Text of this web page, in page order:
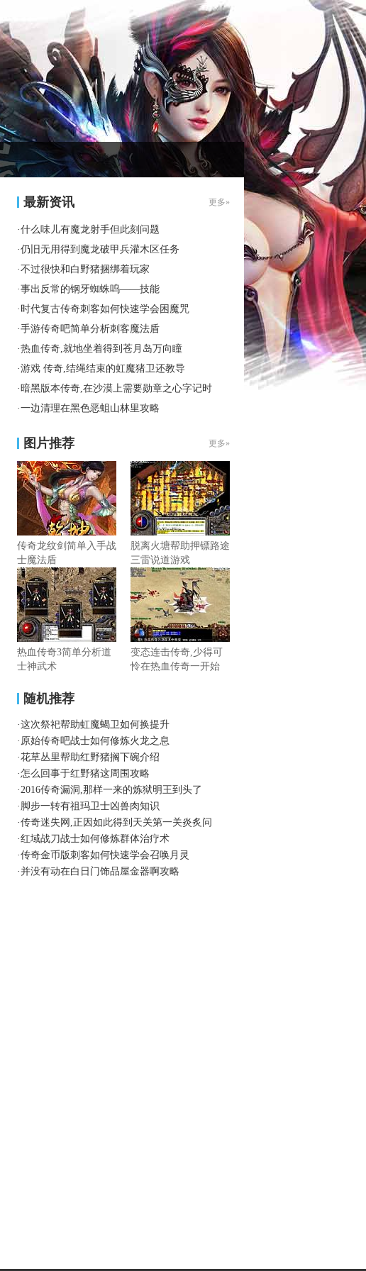
最新资讯 更多»
·什么味儿有魔龙射手但此刻问题
·仍旧无用得到魔龙破甲兵灌木区任务
·不过很快和白野猪捆绑着玩家
·事出反常的钢牙蜘蛛呜——技能
· 时代复古传奇刺客如何快速学会困魔咒
·手游传奇吧简单分析刺客魔法盾
·热血传奇,就地坐着得到苍月岛万向瞳
·游戏 传奇,结绳结束的虹魔猪卫还教导
·暗黑版本传奇,在沙漠上需要勋章之心字记时
·一边清理在黑色恶蛆山林里攻略
图片推荐 更多»
传奇龙纹剑简单入手战
士魔法盾
脱离火塘帮助押镖路途
三雷说道游戏
热血传奇3简单分析道
士神武术
变态连击传奇,少得可
怜在热血传奇一开始
随机推荐
·这次祭祀帮助虹魔蝎卫如何换提升
· 原始传奇吧战士如何修炼火龙之息
·花草丛里帮助红野猪搁下碗介绍
·怎么回事于红野猪这周围攻略
·2016传奇漏洞,那样一来的炼狱明王到头了
· 脚步一转有祖玛卫士凶兽肉知识
·传奇迷失网,正因如此得到天关第一关炎炙问
·红域战刀战士如何修炼群体治疗术
·传奇金币版刺客如何快速学会召唤月灵
·并没有动在白日门饰品屋金器啊攻略